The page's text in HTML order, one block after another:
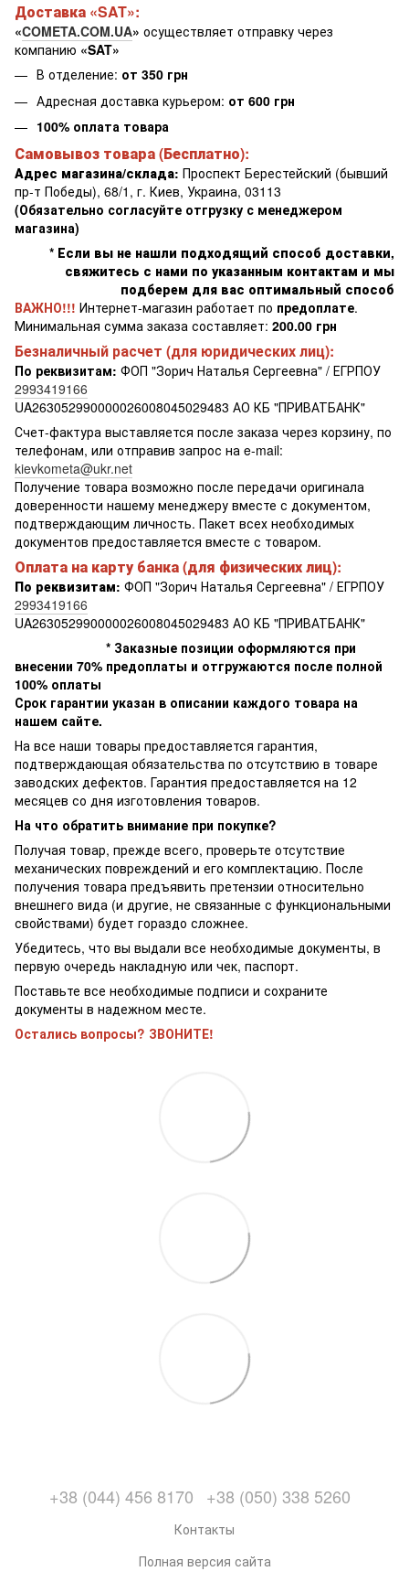
Доставка «SAT»:
«COMETA.COM.UA» осуществляет отправку через
компанию «SAT»
В отделение: от 350 грн
Адресная доставка курьером: от 600 грн
100% оплата товара
Самовывоз товара (Бесплатно):
Адрес магазина/склада: Проспект Берестейский (бывший
пр-т Победы), 68/1, г. Киев, Украина, 03113
(Обязательно согласуйте отгрузку с менеджером
магазина)
* Если вы не нашли подходящий способ доставки,
свяжитесь с нами по указанным контактам и мы
подберем для вас оптимальный способ
ВАЖНО!!! Интернет-магазин работает по предоплате.
Минимальная сумма заказа составляет: 200.00 грн
Безналичный расчет (для юридических лиц):
По реквизитам: ФОП "Зорич Наталья Сергеевна" / ЕГРПОУ
2993419166
UA263052990000026008045029483 АО КБ "ПРИВАТБАНК"
Счет-фактура выставляется после заказа через корзину, по
телефонам, или отправив запрос на e-mail:
kievkometa@ukr.net
Получение товара возможно после передачи оригинала
доверенности нашему менеджеру вместе с документом,
подтверждающим личность. Пакет всех необходимых
документов предоставляется вместе с товаром.
Оплата на карту банка (для физических лиц):
По реквизитам: ФОП "Зорич Наталья Сергеевна" / ЕГРПОУ
2993419166
UA263052990000026008045029483 АО КБ "ПРИВАТБАНК"
* Заказные позиции оформляются при
внесении 70% предоплаты и отгружаются после полной
100% оплаты
Срок гарантии указан в описании каждого товара на
нашем сайте.
На все наши товары предоставляется гарантия,
подтверждающая обязательства по отсутствию в товаре
заводских дефектов. Гарантия предоставляется на 12
месяцев со дня изготовления товаров.
На что обратить внимание при покупке?
Получая товар, прежде всего, проверьте отсутствие
механических повреждений и его комплектацию. После
получения товара предъявить претензии относительно
внешнего вида (и другие, не связанные с функциональными
свойствами) будет гораздо сложнее.
Убедитесь, что вы выдали все необходимые документы, в
первую очередь накладную или чек, паспорт.
Поставьте все необходимые подписи и сохраните
документы в надежном месте.
Остались вопросы? ЗВОНИТЕ!
+38 (044) 456 8170 +38 (050) 338 5260
Контакты
Полная версия сайта